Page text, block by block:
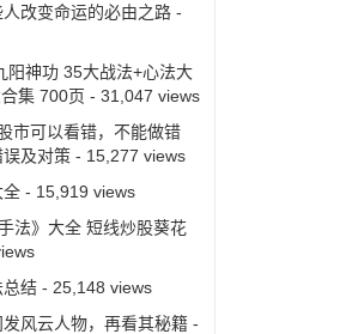
改变命运的必由之路-
阳神功 35大战法+心法大
集 700页 - 31,047 views
市可以看错，不能做错
及对策- 15,277 views
全- 15,919 views
法》大全 短线炒股葵花
结- 25,148 views
风云人物，再看其秘籍-